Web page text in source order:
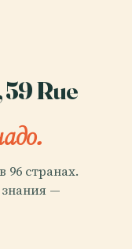
59 Rue
96 странах.
—